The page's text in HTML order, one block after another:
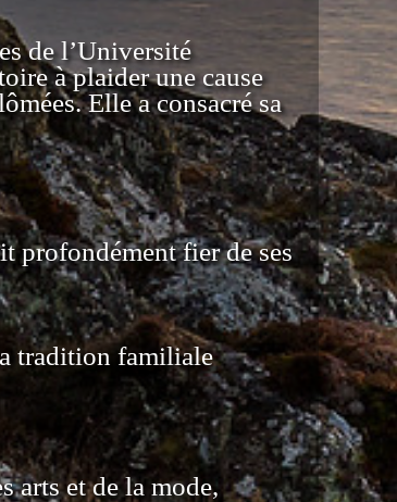
de l’Université
à plaider une cause
Elle a consacré sa
profondément fier de ses
tradition familiale
arts et de la mode,